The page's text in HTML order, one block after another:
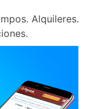
Alquileres.